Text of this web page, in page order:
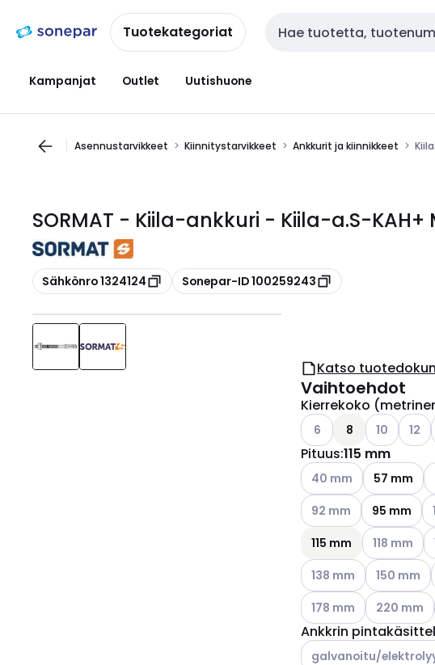
navigointiinsisältöönTuotekategoriat Haku
Kampanjat Outlet Uutishuone
Asennustarvikkeet Kiinnitystarvikkeet Ankkurit ja kiinnikkeet
SORMAT - Kiila-ankkuri - Kiila-a.S-KAH+
Kopioi
Sähkönro 1324124 Kopioi
Sonepar-ID 100259243
Katso
Vaihtoehdot
Kierrekoko
Katso käytettävissä
6 8 Katso
10 Katso
12
Pituus:115 mm
Katso käytettävissä
40 mm 57 mm
Katso käytettävissä
92 mm 95 mm
115 mm
Katso
118 mm
Katso käytettävissä
138 mm Katso
150 mm
Katso käytettävissä
178 mm Katso
220 mm
Ankkrin
Katso käytettävissä
galvanoitu/